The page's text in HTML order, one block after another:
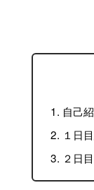
自己
１日
２日